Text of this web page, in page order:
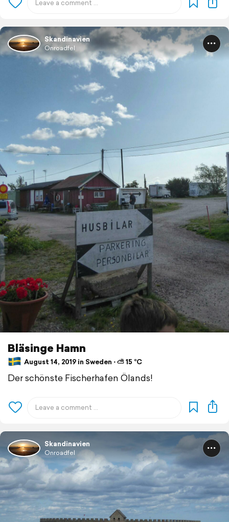
Skandinavien
Onroadfel
Bläsinge Hamn
August 14, 2019 in Sweden ⋅ ⛅ 15 °C
Der schönste Fischerhafen Ölands!
Skandinavien
Onroadfel